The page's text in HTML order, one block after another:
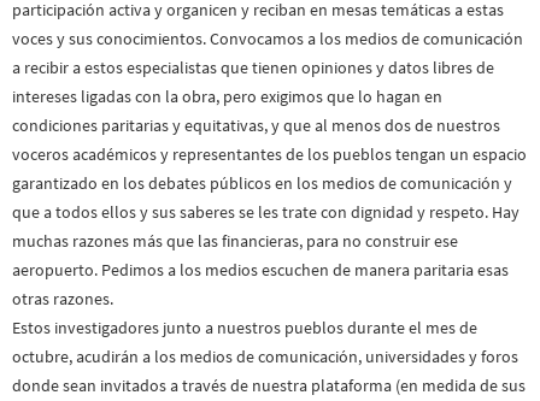
participación activa y organicen y reciban en mesas temáticas a estas
voces y sus conocimientos. Convocamos a los medios de comunicación
a recibir a estos especialistas que tienen opiniones y datos libres de
intereses ligadas con la obra, pero exigimos que lo hagan en
condiciones paritarias y equitativas, y que al menos dos de nuestros
voceros académicos y representantes de los pueblos tengan un espacio
garantizado en los debates públicos en los medios de comunicación y
que a todos ellos y sus saberes se les trate con dignidad y respeto. Hay
muchas razones más que las financieras, para no construir ese
aeropuerto. Pedimos a los medios escuchen de manera paritaria esas
otras razones.
Estos investigadores junto a nuestros pueblos durante el mes de
octubre, acudirán a los medios de comunicación, universidades y foros
donde sean invitados a través de nuestra plataforma (en medida de sus